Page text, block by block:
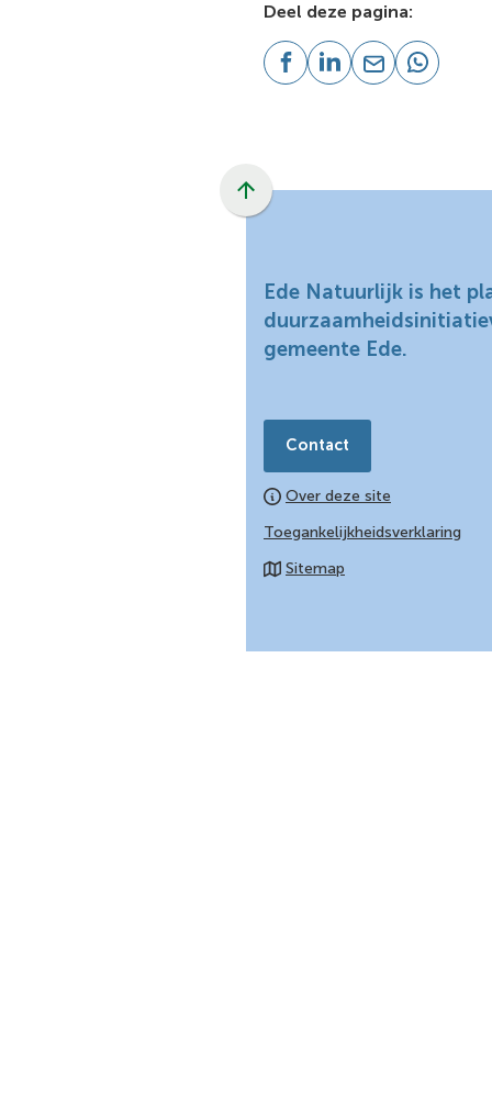
Deel deze pagina:
(Verwijst(Verwijst(Verwijst(Verwijst
Scroll
naar
het
begin
van
paginainhoud
Ede Natuurlijk is het
gemeente Ede.
Contact
Over deze site
Toegankelijkheidsverklaring
Sitemap